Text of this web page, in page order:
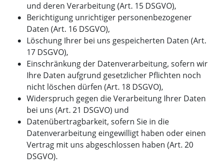
und deren Verarbeitung (Art. 15 DSGVO),
Berichtigung unrichtiger personenbezogener
Daten (Art. 16 DSGVO),
Löschung Ihrer bei uns gespeicherten Daten (Art.
17 DSGVO),
Einschränkung der Datenverarbeitung, sofern wir
Ihre Daten aufgrund gesetzlicher Pflichten noch
nicht löschen dürfen (Art. 18 DSGVO),
Widerspruch gegen die Verarbeitung Ihrer Daten
bei uns (Art. 21 DSGVO) und
Datenübertragbarkeit, sofern Sie in die
Datenverarbeitung eingewilligt haben oder einen
Vertrag mit uns abgeschlossen haben (Art. 20
DSGVO).